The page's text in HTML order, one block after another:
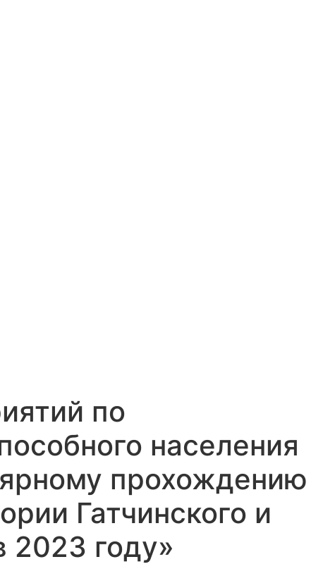
по
населения
прохождению
Гатчинского и
2023 году»